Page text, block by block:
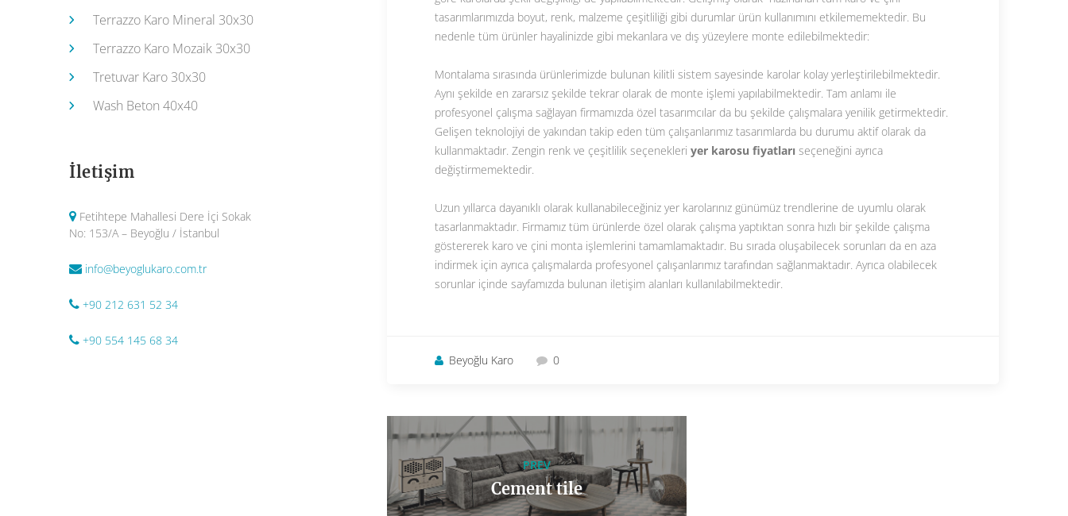
tasarımlarımızda boyut, renk, malzeme çeşitliliği gibi durumlar ürün kullanımını etkilememektedir. Bu
nedenle tüm ürünler hayalinizde gibi mekanlara ve dış yüzeylere monte edilebilmektedir:
Montalama sırasında ürünlerimizde bulunan kilitli sistem sayesinde karolar kolay yerleştirilebilmektedir.
Aynı şekilde en zararsız şekilde tekrar olarak de monte işlemi yapılabilmektedir. Tam anlamı ile
profesyonel çalışma sağlayan firmamızda özel tasarımcılar da bu şekilde çalışmalara yenilik getirmektedir.
Gelişen teknolojiyi de yakından takip eden tüm çalışanlarımız tasarımlarda bu durumu aktif olarak da
kullanmaktadır. Zengin renk ve çeşitlilik seçenekleri yer karosu fiyatları seçeneğini ayrıca
değiştirmemektedir.
Uzun yıllarca dayanıklı olarak kullanabileceğiniz yer karolarınız günümüz trendlerine de uyumlu olarak
tasarlanmaktadır. Firmamız tüm ürünlerde özel olarak çalışma yaptıktan sonra hızlı bir şekilde çalışma
göstererek karo ve çini monta işlemlerini tamamlamaktadır. Bu sırada oluşabilecek sorunları da en aza
indirmek için ayrıca çalışmalarda profesyonel çalışanlarımız tarafından sağlanmaktadır. Ayrıca olabilecek
sorunlar içinde sayfamızda bulunan iletişim alanları kullanılabilmektedir.
Beyoğlu Karo 0
PREV
Cement tile
Terrazzo Karo Mineral 30x30
Terrazzo Karo Mozaik 30x30
Tretuvar Karo 30x30
Wash Beton 40x40
İletişim
Fetihtepe Mahallesi Dere İçi Sokak
No: 153/A – Beyoğlu / İstanbul
info@beyoglukaro.com.tr
+90 212 631 52 34
+90 554 145 68 34